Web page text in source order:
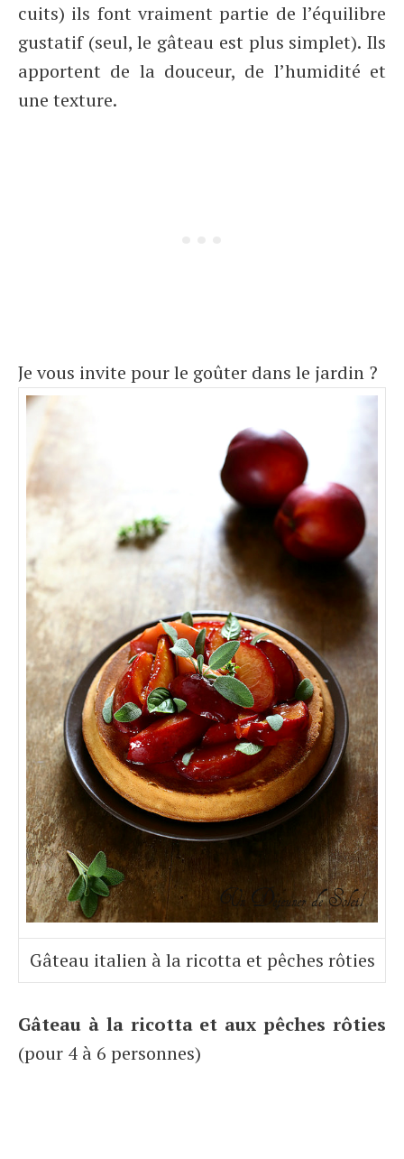
cuits) ils font vraiment partie de l’équilibre
gustatif (seul, le gâteau est plus simplet). Ils
apportent de la douceur, de l’humidité et
une texture.
Je vous invite pour le goûter dans le jardin ?
Gâteau italien à la ricotta et pêches rôties
Gâteau à la ricotta et aux pêches rôties
(pour 4 à 6 personnes)